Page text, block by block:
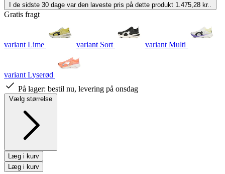
I de sidste 30 dage var den laveste pris på dette produkt 1.475,28 kr..
Gratis fragt
variant Lime variant Sort variant Multi
variant Lyserød
På lager: bestil nu, levering på onsdag
Vælg størrelse
Læg i kurv
Læg i kurv